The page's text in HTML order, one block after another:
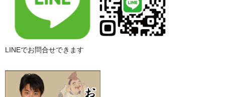
LINEでお問合せできます